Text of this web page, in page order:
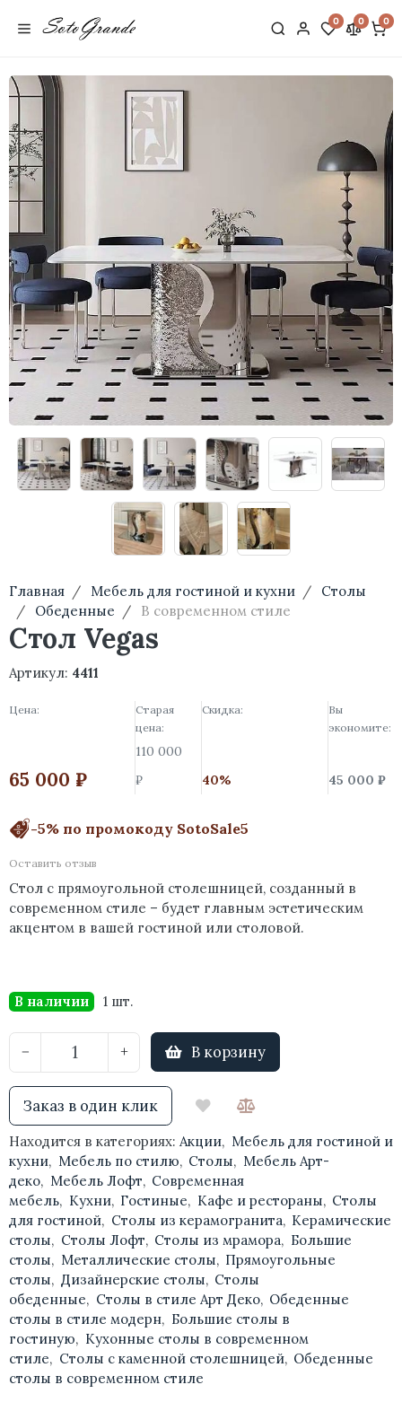
0 0 0
Главная Мебель для гостиной и кухни
Столы
Обеденные
В современном стиле
Стол Vegas
Артикул: 4411
Цена:
65 000 ₽
Старая
цена:
110 000
₽
Скидка:
40%
Вы
экономите:
45 000 ₽
-5% по промокоду SotoSale5
Оставить отзыв
Стол с прямоугольной столешницей, созданный в
современном стиле – будет главным эстетическим
акцентом в вашей гостиной или столовой.
В наличии 1 шт.
− + В корзину
Заказ в один клик
Находится в категориях: Акции, Мебель для гостиной и
кухни, Мебель по стилю, Столы, Мебель Арт-
деко, Мебель Лофт, Современная
мебель, Кухни, Гостиные, Кафе и рестораны, Столы
для гостиной, Столы из керамогранита, Керамические
столы, Столы Лофт, Столы из мрамора, Большие
столы, Металлические столы, Прямоугольные
столы, Дизайнерские столы, Столы
обеденные, Столы в стиле Арт Деко, Обеденные
столы в стиле модерн, Большие столы в
гостиную, Кухонные столы в современном
стиле, Столы с каменной столешницей, Обеденные
столы в современном стиле